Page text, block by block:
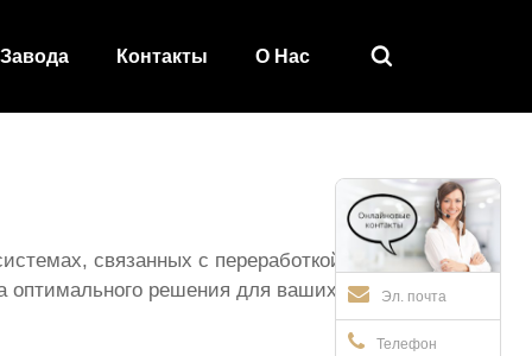
Контакты О Hас 
Эл. почта
Телефон
связанных с переработкой цветущей
оптимального решения для ваших задач.